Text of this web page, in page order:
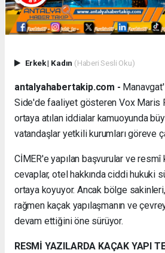
Erkek| Kadın (Haberi Sesli Oku)
antalyahabertakip.com -
Side'de faaliyet gösteren Vox Maris
ortaya atılan iddialar kamuoyunda
vatandaşlar yetkili kurumları göreve
CİMER'e yapılan başvurular ve resmî
cevaplar, otel hakkında ciddi hukuki
ortaya koyuyor. Ancak bölge
rağmen kaçak yapılaşmanın ve
devam ettiğini öne sürüyor.
RESMİ YAZILARDA KAÇAK YAPI